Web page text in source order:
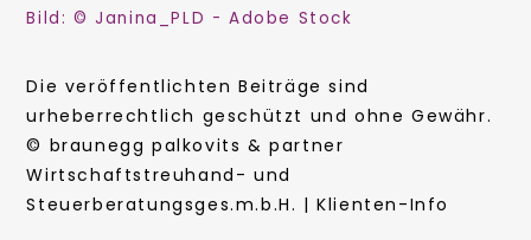
Bild: © Janina_PLD - Adobe Stock
Die veröffentlichten Beiträge sind
urheberrechtlich geschützt und ohne Gewähr.
© braunegg palkovits & partner
Wirtschaftstreuhand- und
Steuerberatungsges.m.b.H. | Klienten-Info